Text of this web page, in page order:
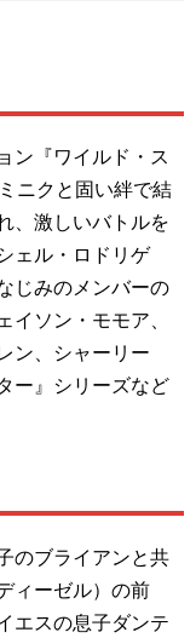
ン『ワイルド・ス
ニクと固い絆で結
、激しいバトルを
ェル・ロドリゲ
じみのメンバーの
ソン・モモア、
ン、シャーリー
ー』シリーズなど
のブライアンと共
ィーゼル）の前
エスの息子ダンテ